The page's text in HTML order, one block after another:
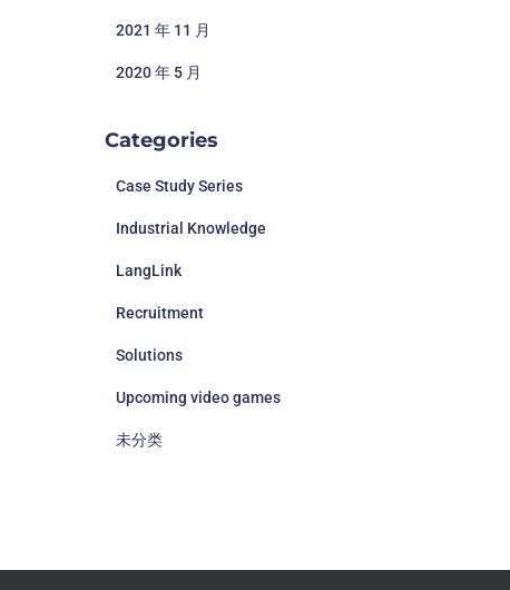
2021 年 11 月
2020 年 5 月
Categories
Case Study Series
Industrial Knowledge
LangLink
Recruitment
Solutions
Upcoming video games
未分类